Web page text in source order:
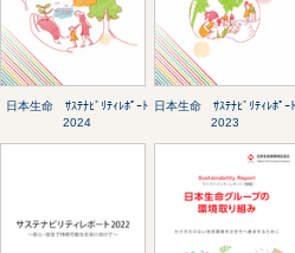
日本生命 ｻｽﾃﾅﾋﾞﾘﾃｨﾚﾎﾟｰﾄ
2024
日本生命 ｻｽﾃﾅﾋﾞﾘﾃｨﾚﾎﾟｰ
2023